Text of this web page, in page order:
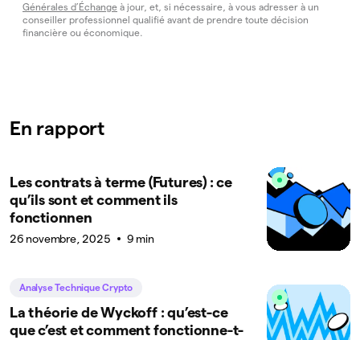
Générales d’Échange à jour, et, si nécessaire, à vous adresser à un
conseiller professionnel qualifié avant de prendre toute décision
financière ou économique.
En rapport
Les contrats à terme (Futures) : ce
qu’ils sont et comment ils
fonctionnen
26 novembre, 2025 9 min
Analyse Technique Crypto
La théorie de Wyckoff : qu’est-ce
que c’est et comment fonctionne-t-